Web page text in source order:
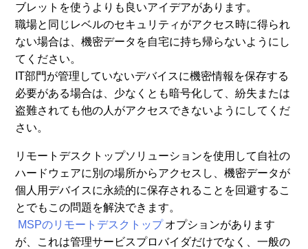
ブレットを使うよりも良いアイデアがあります。
職場と同じレベルのセキュリティがアクセス時に得られ
ない場合は、機密データを自宅に持ち帰らないようにし
てください。
IT部門が管理していないデバイスに機密情報を保存する
必要がある場合は、少なくとも暗号化して、紛失または
盗難されても他の人がアクセスできないようにしてくだ
さい。
リモートデスクトップソリューションを使用して自社の
ハードウェアに別の場所からアクセスし、機密データが
個人用デバイスに永続的に保存されることを回避するこ
とでもこの問題を解決できます。
MSPのリモートデスクトップ オプションがあります
が、これは管理サービスプロバイダだけでなく、一般の